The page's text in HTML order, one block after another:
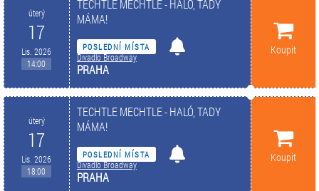
úterý
17
Lis. 2026
14:00
TECHTLE MECHTLE - HALÓ, TADY
MÁMA!
POSLEDNÍ MÍSTA
Divadlo Broadway
PRAHA
Koupit
úterý
17
Lis. 2026
18:00
TECHTLE MECHTLE - HALÓ, TADY
MÁMA!
POSLEDNÍ MÍSTA
Divadlo Broadway
PRAHA
Koupit